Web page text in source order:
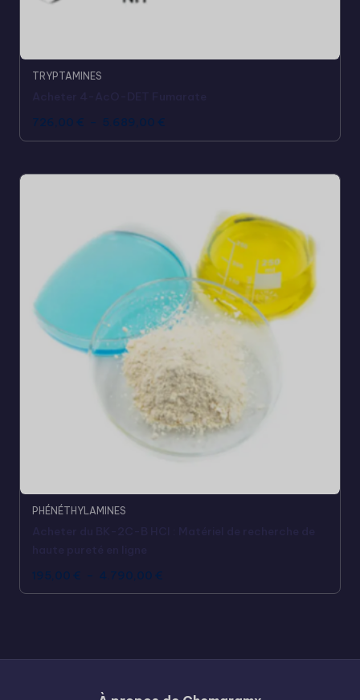
TRYPTAMINES
726,00 € – 5.689,00 €
PHÉNÉTHYLAMINES
195,00 € – 4.790,00 €